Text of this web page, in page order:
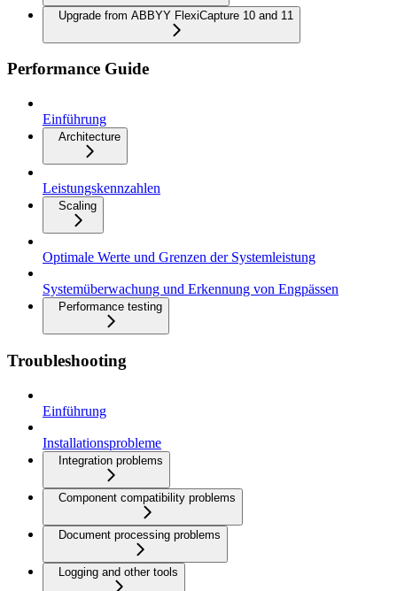
Upgrade from ABBYY FlexiCapture 10 and 11
Performance Guide
Einführung
Architecture
Leistungskennzahlen
Scaling
Optimale Werte und Grenzen der Systemleistung
Systemüberwachung und Erkennung von Engpässen
Performance testing
Troubleshooting
Einführung
Installationsprobleme
Integration problems
Component compatibility problems
Document processing problems
Logging and other tools